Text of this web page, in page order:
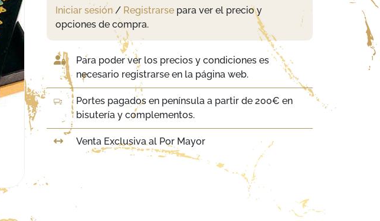
Iniciar sesión/ Registrarse para ver el precio y
opciones de compra.
Para poder ver los precios y condiciones es
necesario registrarse en la página web.
Portes pagados en península a partir de 200€ en
bisutería y complementos.
Venta Exclusiva al Por Mayor